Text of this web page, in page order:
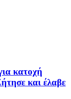
κατοχή
και έλαβε